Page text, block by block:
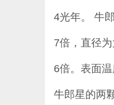
4光年。 牛
7倍，直径
6倍。表面温
牛郎星的两